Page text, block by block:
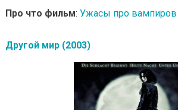
Про что фильм: Ужасы про вампиров
Другой мир (2003)